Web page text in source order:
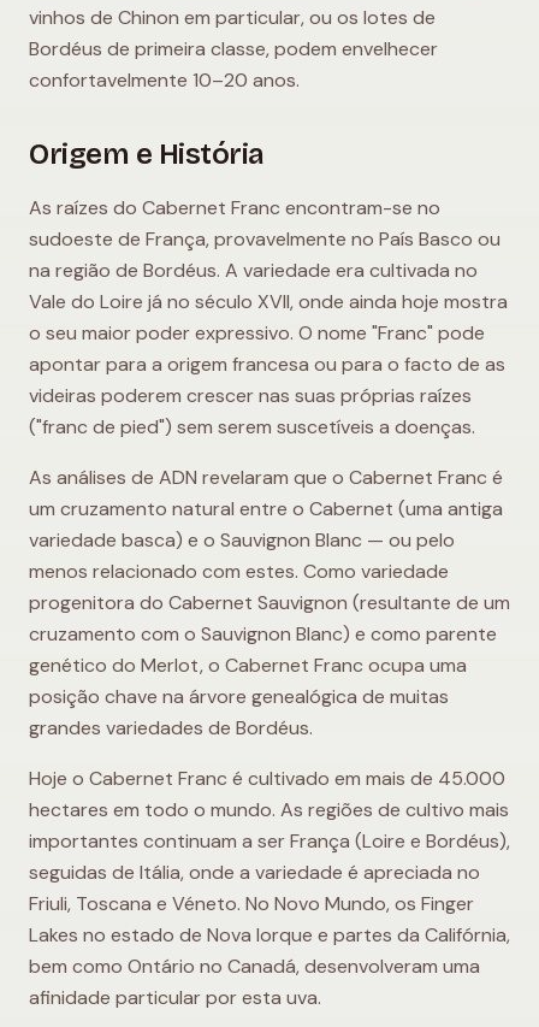
vinhos de Chinon em particular, ou os lotes de
Bordéus de primeira classe, podem envelhecer
confortavelmente 10–20 anos.
Origem e História
As raízes do Cabernet Franc encontram-se no
sudoeste de França, provavelmente no País Basco ou
na região de Bordéus. A variedade era cultivada no
Vale do Loire já no século XVII, onde ainda hoje mostra
o seu maior poder expressivo. O nome "Franc" pode
apontar para a origem francesa ou para o facto de as
videiras poderem crescer nas suas próprias raízes
("franc de pied") sem serem suscetíveis a doenças.
As análises de ADN revelaram que o Cabernet Franc é
um cruzamento natural entre o Cabernet (uma antiga
variedade basca) e o Sauvignon Blanc — ou pelo
menos relacionado com estes. Como variedade
progenitora do Cabernet Sauvignon (resultante de um
cruzamento com o Sauvignon Blanc) e como parente
genético do Merlot, o Cabernet Franc ocupa uma
posição chave na árvore genealógica de muitas
grandes variedades de Bordéus.
Hoje o Cabernet Franc é cultivado em mais de 45.000
hectares em todo o mundo. As regiões de cultivo mais
importantes continuam a ser França (Loire e Bordéus),
seguidas de Itália, onde a variedade é apreciada no
Friuli, Toscana e Véneto. No Novo Mundo, os Finger
Lakes no estado de Nova Iorque e partes da Califórnia,
bem como Ontário no Canadá, desenvolveram uma
afinidade particular por esta uva.